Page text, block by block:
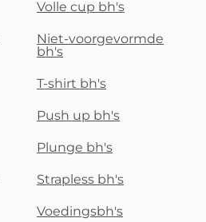
Volle cup bh's
Niet-voorgevormde
bh's
T-shirt bh's
Push up bh's
Plunge bh's
Strapless bh's
Voedingsbh's